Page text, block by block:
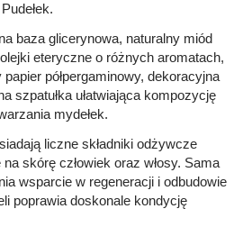
baza glicerynowa, naturalny miód
eteryczne o różnych aromatach,
półpergaminowy, dekoracyjna
szpatułka ułatwiająca kompozycję
mydełek.
liczne składniki odżywcze
skórę człowiek oraz włosy. Sama
wsparcie w regeneracji i odbudowie
poprawia doskonale kondycję